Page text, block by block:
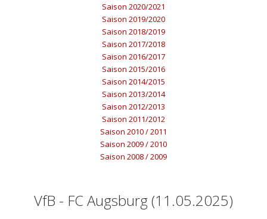
Saison 2020/2021
Saison 2019/2020
Saison 2018/2019
Saison 2017/2018
Saison 2016/2017
Saison 2015/2016
Saison 2014/2015
Saison 2013/2014
Saison 2012/2013
Saison 2011/2012
Saison 2010 / 2011
Saison 2009 / 2010
Saison 2008 / 2009
VfB - FC Augsburg (11.05.2025)